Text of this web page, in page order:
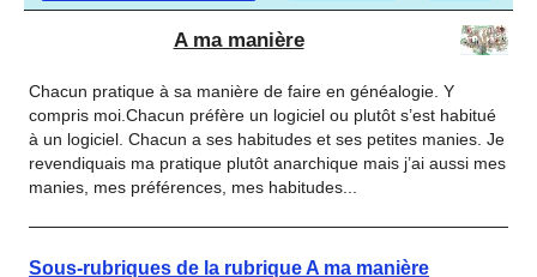
A ma manière
Chacun pratique à sa manière de faire en généalogie. Y
compris moi.Chacun préfère un logiciel ou plutôt s’est habitué
à un logiciel. Chacun a ses habitudes et ses petites manies. Je
revendiquais ma pratique plutôt anarchique mais j’ai aussi mes
manies, mes préférences, mes habitudes...
Sous-rubriques de la rubrique A ma manière